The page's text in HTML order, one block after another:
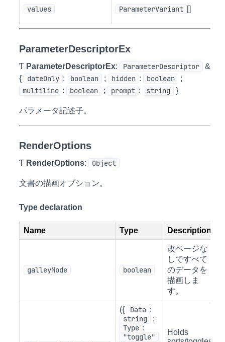
values ParameterVariant []
ParameterDescriptorEx
Ƭ ParameterDescriptorEx: ParameterDescriptor
&
{
dateOnly : boolean ; hidden : boolean ;
multiline : boolean ; prompt : string }
パラメータ記述子。
RenderOptions
Ƭ RenderOptions: Object
文書の描画オプション。
Type declaration
Name Type Description
galleyMode boolean
改ページな
しですべて
のデータを
描画しま
す。
({ Data :
string ;
Type :
"toggle"
Holds